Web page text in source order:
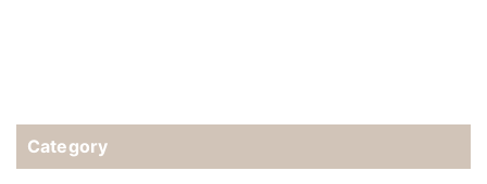
Category